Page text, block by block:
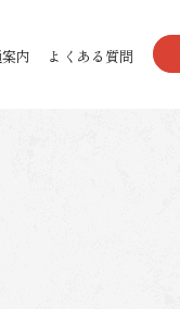
内 よくある質問